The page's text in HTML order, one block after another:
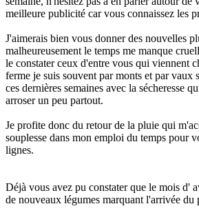
meilleure publicité car vous connaissez les
J'aimerais bien vous donner des nouvelles
malheureusement le temps me manque
le constater ceux d'entre vous qui viennent
ferme je suis souvent par monts et par
ces dernières semaines avec la sécheresse
arroser un peu partout.
Je profite donc du retour de la pluie qui
souplesse dans mon emploi du temps pour
lignes.
Déjà vous avez pu constater que le mois d'
de nouveaux légumes marquant l'arrivée du